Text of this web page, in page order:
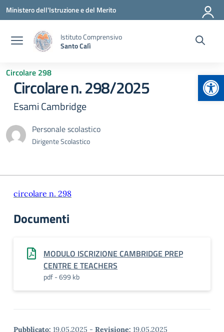
Vai ai contenuti
Vai al menu di navigazione
Vai al footer
Ministero dell'Istruzione e del Merito
Istituto Comprensivo
Santo Calì
Circolare 298
Circolare n. 298/2025
Esami Cambridge
Personale scolastico
Dirigente Scolastico
circolare n. 298
Documenti
MODULO ISCRIZIONE CAMBRIDGE PREP
CENTRE E TEACHERS
pdf - 699 kb
Pubblicato: 19.05.2025 - Revisione: 19.05.2025